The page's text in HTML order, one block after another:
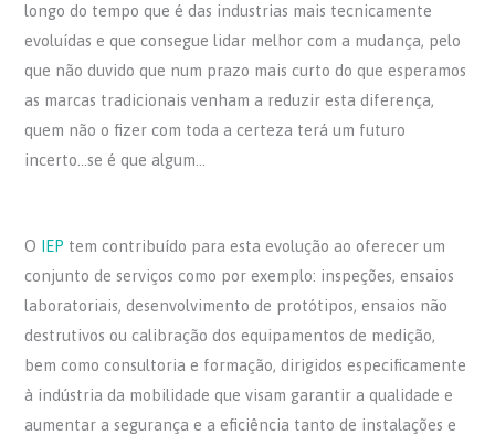
longo do tempo que é das industrias mais tecnicamente
evoluídas e que consegue lidar melhor com a mudança, pelo
que não duvido que num prazo mais curto do que esperamos
as marcas tradicionais venham a reduzir esta diferença,
quem não o fizer com toda a certeza terá um futuro
incerto…se é que algum…
O IEP tem contribuído para esta evolução ao oferecer um
conjunto de serviços como por exemplo: inspeções, ensaios
laboratoriais, desenvolvimento de protótipos, ensaios não
destrutivos ou calibração dos equipamentos de medição,
bem como consultoria e formação, dirigidos especificamente
à indústria da mobilidade que visam garantir a qualidade e
aumentar a segurança e a eficiência tanto de instalações e